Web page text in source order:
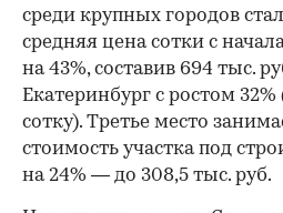
среди крупных городов
средняя цена сотки с
на 43%, составив 694 тыс.
Екатеринбург с ростом 32%
сотку). Третье место
стоимость участка под
на 24% — до 308,5 тыс. руб.